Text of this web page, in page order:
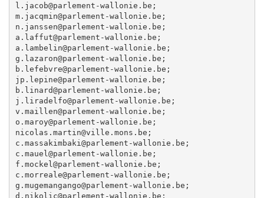
l.jacob@parlement-wallonie.be;
m.jacqmin@parlement-wallonie.be;
n.janssen@parlement-wallonie.be;
a.laffut@parlement-wallonie.be;
a.lambelin@parlement-wallonie.be;
g.lazaron@parlement-wallonie.be;
b.lefebvre@parlement-wallonie.be;
jp.lepine@parlement-wallonie.be;
b.linard@parlement-wallonie.be;
j.liradelfo@parlement-wallonie.be;
v.maillen@parlement-wallonie.be;
o.maroy@parlement-wallonie.be;
nicolas.martin@ville.mons.be;
c.massakimbaki@parlement-wallonie.be;
c.mauel@parlement-wallonie.be;
f.mockel@parlement-wallonie.be;
c.morreale@parlement-wallonie.be;
g.mugemangango@parlement-wallonie.be;
d.nikolic@parlement-wallonie.be;